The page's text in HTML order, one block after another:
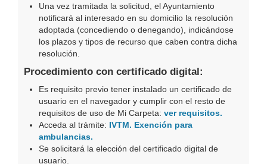
Una vez tramitada la solicitud, el Ayuntamiento
notificará al interesado en su domicilio la resolución
adoptada (concediendo o denegando), indicándose
los plazos y tipos de recurso que caben contra dicha
resolución.
Procedimiento con certificado digital:
Es requisito previo tener instalado un certificado de
usuario en el navegador y cumplir con el resto de
requisitos de uso de Mi Carpeta: ver requisitos.
Acceda al trámite: IVTM. Exención para
ambulancias.
Se solicitará la elección del certificado digital de
usuario.